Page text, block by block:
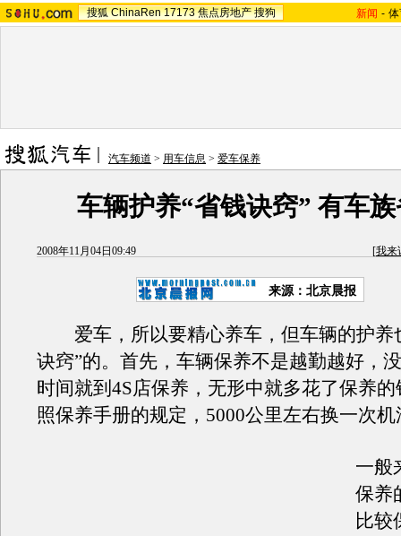
搜狐 ChinaRen 17173 焦点房地产 搜狗 新闻 -
汽车频道 > 用车信息 > 爱车保养
车辆护养“省钱诀窍” 有车
2008年11月04日09:49 [我来
来源：北京晨报
爱车，所以要精心养车，但车辆的护养
诀窍”的。首先，车辆保养不是越勤越好，
时间就到4S店保养，无形中就多花了保养
照保养手册的规定，5000公里左右换一次
一般
保养
比较